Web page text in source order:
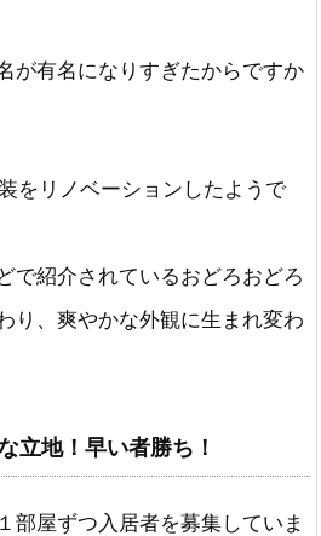
が有名になりすぎたからですか
をリノベーションしたようで
で紹介されているおどろおどろ
り、爽やかな外観に生まれ変わ
立地！早い者勝ち！
部屋ずつ入居者を募集していま